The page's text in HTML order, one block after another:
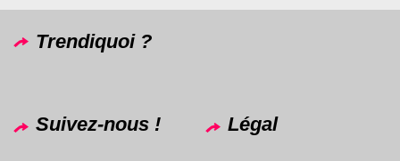
Trendiquoi ?
Suivez-nous ! Légal